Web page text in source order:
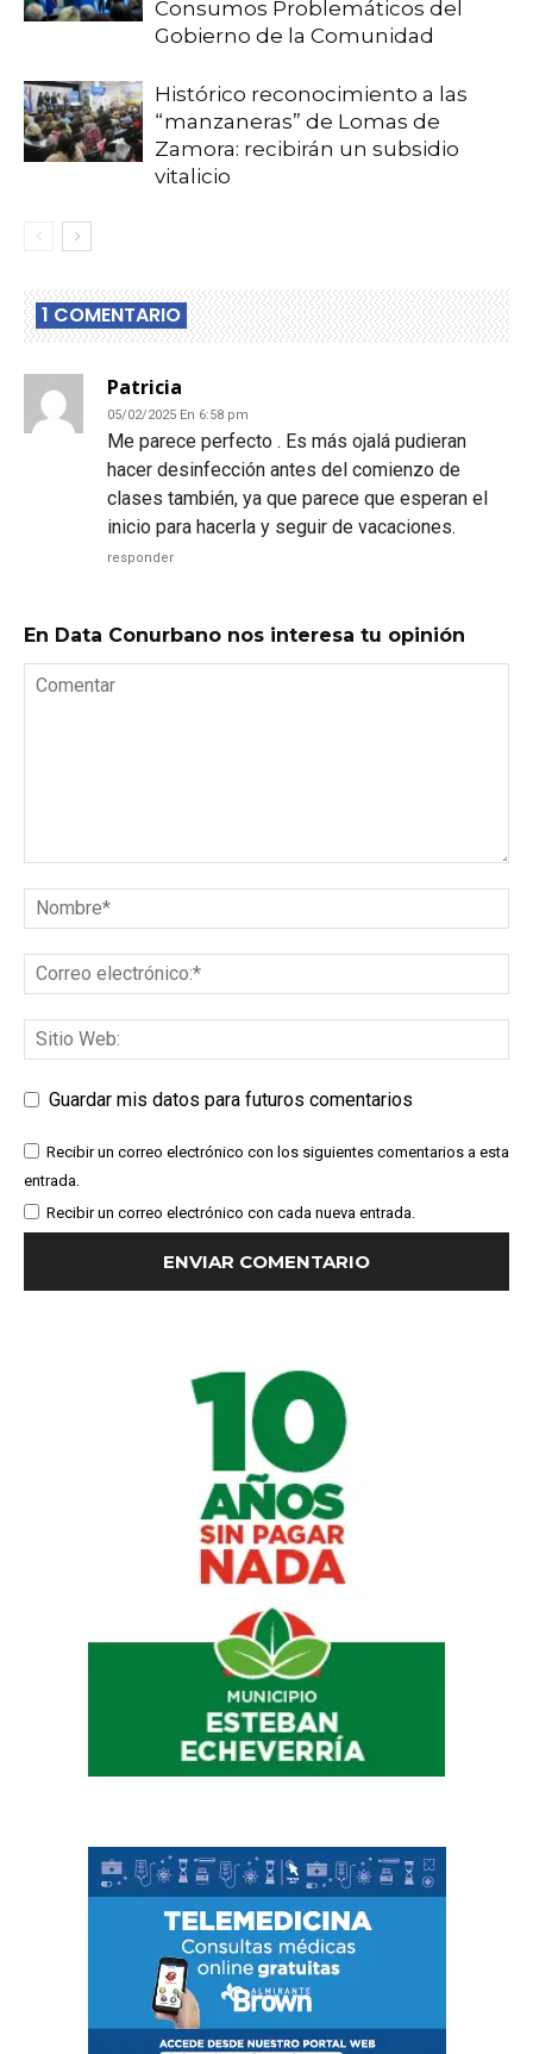
Consumos Problemáticos del
Gobierno de la Comunidad
Histórico reconocimiento a las
“manzaneras” de Lomas de
Zamora: recibirán un subsidio
vitalicio
1 COMENTARIO
Patricia
05/02/2025 En 6:58 pm
Me parece perfecto . Es más ojalá pudieran
hacer desinfección antes del comienzo de
clases también, ya que parece que esperan el
inicio para hacerla y seguir de vacaciones.
responder
En Data Conurbano nos interesa tu opinión
Guardar mis datos para futuros comentarios
Recibir un correo electrónico con los siguientes comentarios a esta
entrada.
Recibir un correo electrónico con cada nueva entrada.